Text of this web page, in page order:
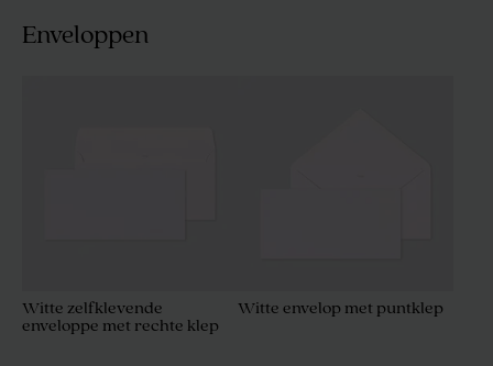
Enveloppen
Witte zelfklevende
enveloppe met rechte klep
Witte envelop met puntklep